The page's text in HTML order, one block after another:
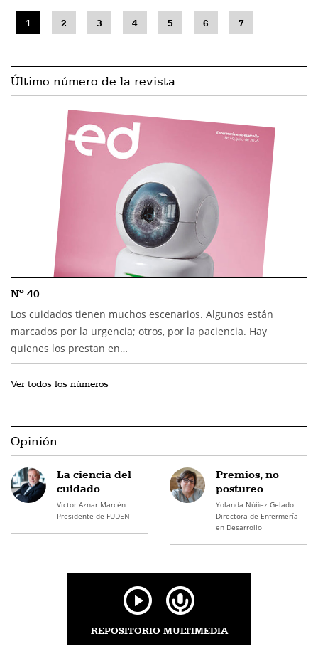
1 2 3 4 5 6 7
Último número de la revista
Nº 40
Los cuidados tienen muchos escenarios. Algunos están
marcados por la urgencia; otros, por la paciencia. Hay
quienes los prestan en…
Ver todos los números
Opinión
La ciencia del
cuidado
Víctor Aznar Marcén
Presidente de FUDEN
Premios, no
postureo
Yolanda Núñez Gelado
Directora de Enfermería
en Desarrollo
REPOSITORIO MULTIMEDIA